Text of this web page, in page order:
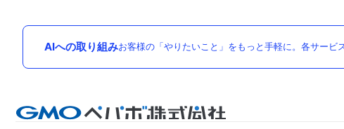
AIへの取り組みお客様の「やりたいこと」をもっと手軽に。各サービ